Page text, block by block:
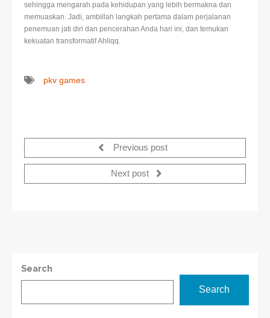
sehingga mengarah pada kehidupan yang lebih bermakna dan
memuaskan. Jadi, ambillah langkah pertama dalam perjalanan
penemuan jati diri dan pencerahan Anda hari ini, dan temukan
kekuatan transformatif Ahliqq.
pkv games
Previous post
Next post
Search
Search